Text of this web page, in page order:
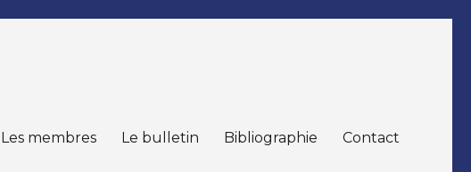
Les membres Le bulletin Bibliographie Contact